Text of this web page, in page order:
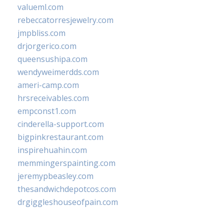
valueml.com
rebeccatorresjewelry.com
jmpbliss.com
drjorgerico.com
queensushipa.com
wendyweimerdds.com
ameri-camp.com
hrsreceivables.com
empconst1.com
cinderella-support.com
bigpinkrestaurant.com
inspirehuahin.com
memmingerspainting.com
jeremypbeasley.com
thesandwichdepotcos.com
drgiggleshouseofpain.com